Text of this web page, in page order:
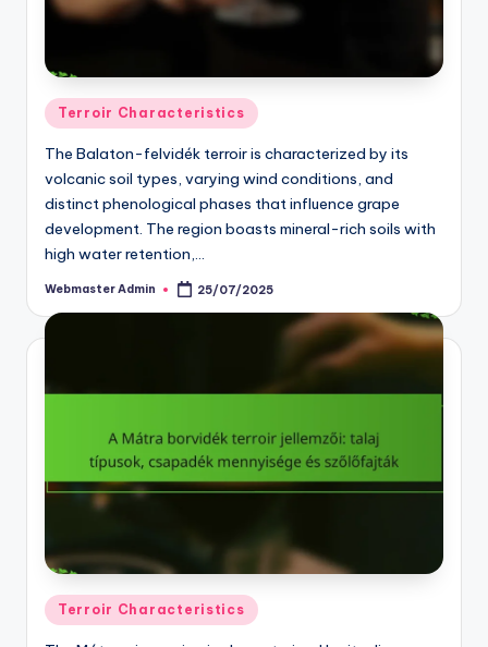
Posted
in
Terroir Characteristics
The Balaton-felvidék terroir is characterized by its
volcanic soil types, varying wind conditions, and
distinct phenological phases that influence grape
development. The region boasts mineral-rich soils with
high water retention,…
Posted
Webmaster Admin 25/07/2025
Posted
in
Terroir Characteristics